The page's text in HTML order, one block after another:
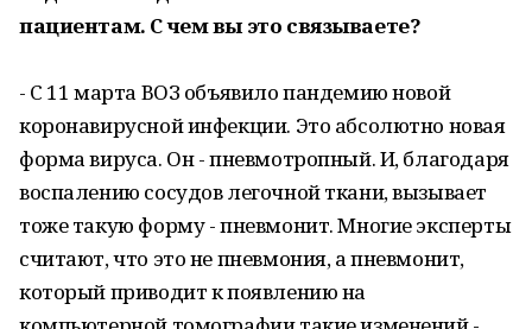
пациентам. С чем вы это связываете?
- С 11 марта ВОЗ объявило пандемию новой
коронавирусной инфекции. Это абсолютно новая
форма вируса. Он - пневмотропный. И, благодаря
воспалению сосудов легочной ткани, вызывает
тоже такую форму - пневмонит. Многие эксперты
считают, что это не пневмония, а пневмонит,
который приводит к появлению на